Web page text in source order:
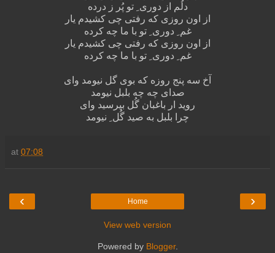
دلُم از دوری ِ تو پُر ز درده
از اون روزی که رفتی چی کشیدم یار
غم ِ دوری ِ تو با ما چه کرده
از اون روزی که رفتی چی کشیدم یار
غم ِ دوری ِ تو با ما چه کرده
آخ سه پنج روزه که بوی گل نیومد وای
صدای چه چه بلبل نیومد
روید ار باغبان گُل بپرسید وای
چرا بلبل به صید گُل ِ نیومد
at 07:08
‹ ›
Home
View web version
Powered by Blogger.